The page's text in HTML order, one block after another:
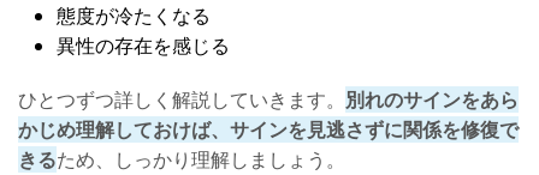
自分のことを理解してくれる女性
別れたくないなら気を付けて！気持ちが離れるNG行動
感情的になって相手を責める
態度が冷たくなる
異性の存在を感じる
ひとつずつ詳しく解説していきます。 別れのサインをあら
かじめ理解しておけば、サインを見逃さずに関係を修復で
きるため、しっかり理解しましょう。